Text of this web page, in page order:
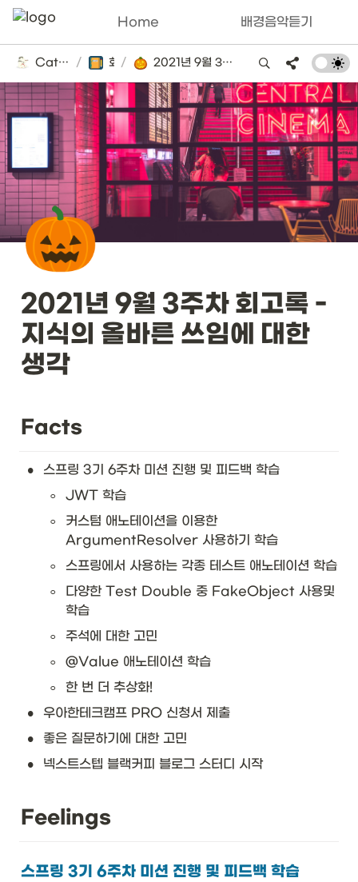
Home 배경음악듣기
Catsbi's DLog / 회고록
/ 2021년 9월 3주차 회고록 - 지식의 올바른 쓰임에 대한 생각
🎃
2021년 9월 3주차 회고록 -
지식의 올바른 쓰임에 대한
생각
Facts
• 스프링 3기 6주차 미션 진행 및 피드백 학습
◦ JWT 학습
◦
커스텀 애노테이션을 이용한
ArgumentResolver 사용하기 학습
◦ 스프링에서 사용하는 각종 테스트 애노테이션 학습
◦
다양한 Test Double 중 FakeObject 사용및
학습
◦ 주석에 대한 고민
◦ @Value 애노테이션 학습
◦ 한 번 더 추상화!
• 우아한테크캠프 PRO 신청서 제출
• 좋은 질문하기에 대한 고민
• 넥스트스텝 블랙커피 블로그 스터디 시작
Feelings
스프링 3기 6주차 미션 진행 및 피드백 학습